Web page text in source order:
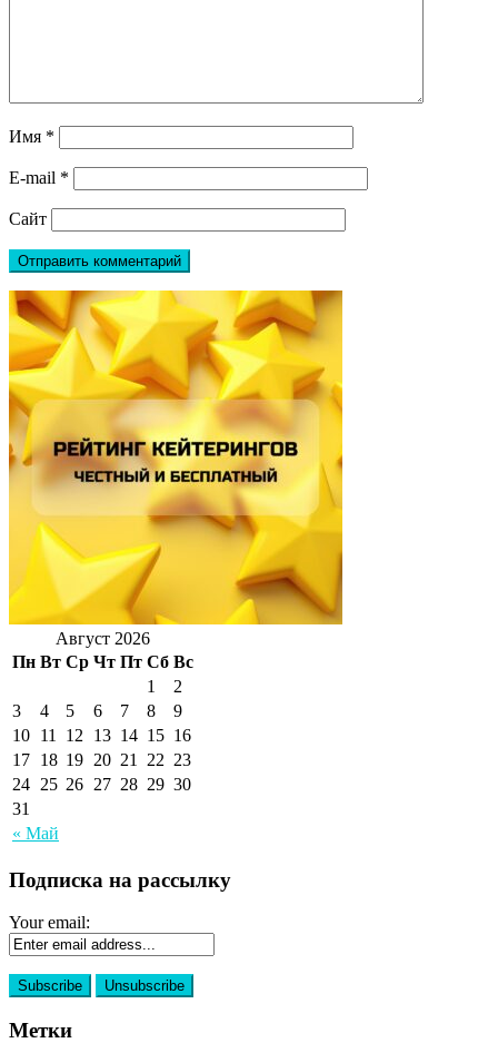
Имя *
E-mail *
Сайт
Август 2026
Пн Вт Ср Чт Пт Сб Вс
« Май
1
2
3
4 5 6 7 8
9
10 11 12 13 14 15 16
17 18 19 20 21 22 23
24 25 26 27 28 29 30
31
Подписка на рассылку
Your email:
Метки